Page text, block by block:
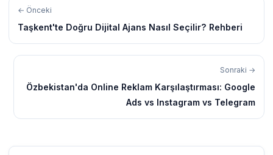
← Önceki
Taşkent'te Doğru Dijital Ajans Nasıl Seçilir? Rehberi
Sonraki →
Özbekistan'da Online Reklam Karşılaştırması: Google
Ads vs Instagram vs Telegram